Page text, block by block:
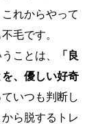
れからやって
毛です。
ことは、
「良
、優しい好奇
いつも判断し
ら脱するトレ